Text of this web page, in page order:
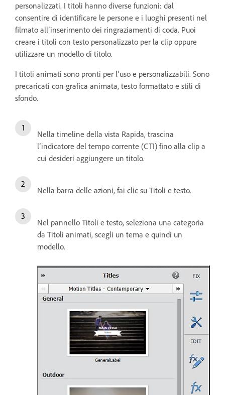
personalizzati. I titoli hanno diverse funzioni: dal
consentire di identificare le persone e i luoghi presenti nel
filmato all’inserimento dei ringraziamenti di coda. Puoi
creare i titoli con testo personalizzato per la clip oppure
utilizzare un modello di titolo.
I titoli animati sono pronti per l’uso e personalizzabili. Sono
precaricati con grafica animata, testo formattato e stili di
sfondo.
Nella timeline della vista Rapida, trascina
l’indicatore del tempo corrente (CTI) fino alla clip a
cui desideri aggiungere un titolo.
Nella barra delle azioni, fai clic su Titoli e testo.
Nel pannello Titoli e testo, seleziona una categoria
da Titoli animati, scegli un tema e quindi un
modello.